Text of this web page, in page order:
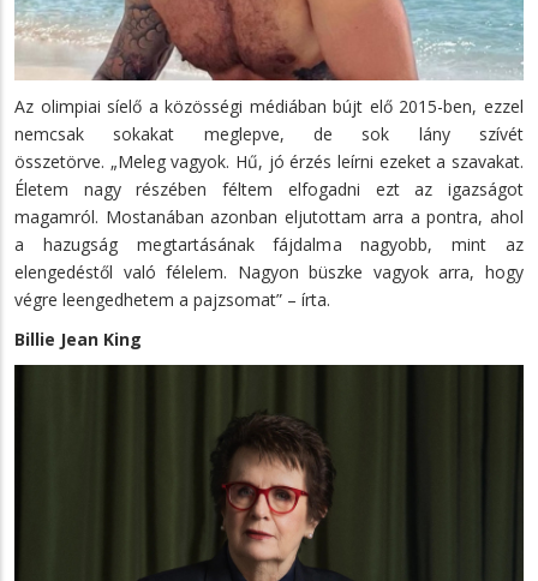
Az olimpiai síelő a közösségi médiában bújt elő 2015-ben, ezzel
nemcsak sokakat meglepve, de sok lány szívét
összetörve. „Meleg vagyok. Hű, jó érzés leírni ezeket a szavakat.
Életem nagy részében féltem elfogadni ezt az igazságot
magamról. Mostanában azonban eljutottam arra a pontra, ahol
a hazugság megtartásának fájdalma nagyobb, mint az
elengedéstől való félelem. Nagyon büszke vagyok arra, hogy
végre leengedhetem a pajzsomat” – írta.
Billie Jean King